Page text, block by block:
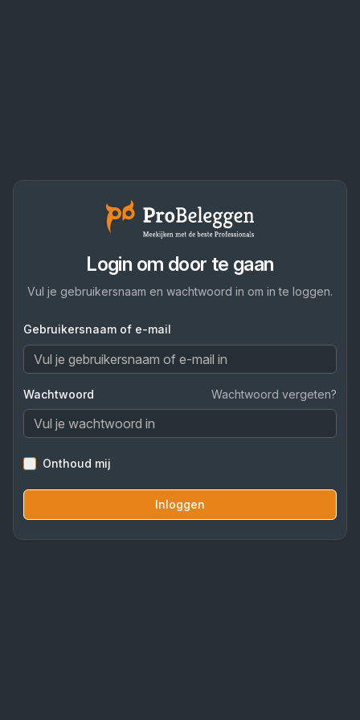
Login om door te gaan
Vul je gebruikersnaam en wachtwoord in om in te loggen.
Gebruikersnaam of e-mail
Wachtwoord Wachtwoord vergeten?
Onthoud mij
Inloggen